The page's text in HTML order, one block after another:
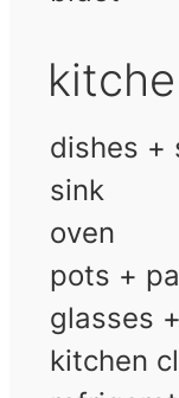
dishes +
sink
oven
pots +
glasses
kitchen